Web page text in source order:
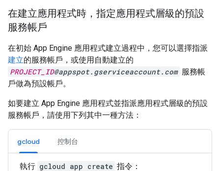
在建立應用程式時，指定應用程式層級的預設
服務帳戶
在初始 App Engine 應用程式建立過程中，您可以選擇指派
建立的服務帳戶，或使用自動建立的
PROJECT_ID@appspot.gserviceaccount.com 服務帳
戶做為預設帳戶。
如要建立 App Engine 應用程式並指派應用程式層級的預設
服務帳戶，請使用下列其中一種方法：
gcloud 控制台
執行 gcloud app create 指令：